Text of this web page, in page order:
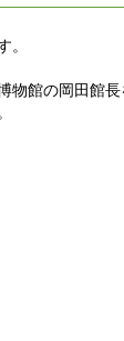
。
館の岡田館